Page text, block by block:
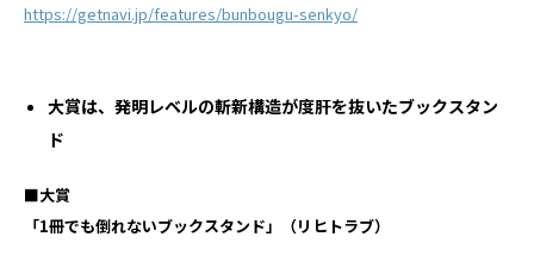
https://getnavi.jp/features/bunbougu-senkyo/
大賞は、発明レベルの斬新構造が度肝を抜いたブックスタン
ド
■大賞
「1冊でも倒れないブックスタンド」（リヒトラブ）